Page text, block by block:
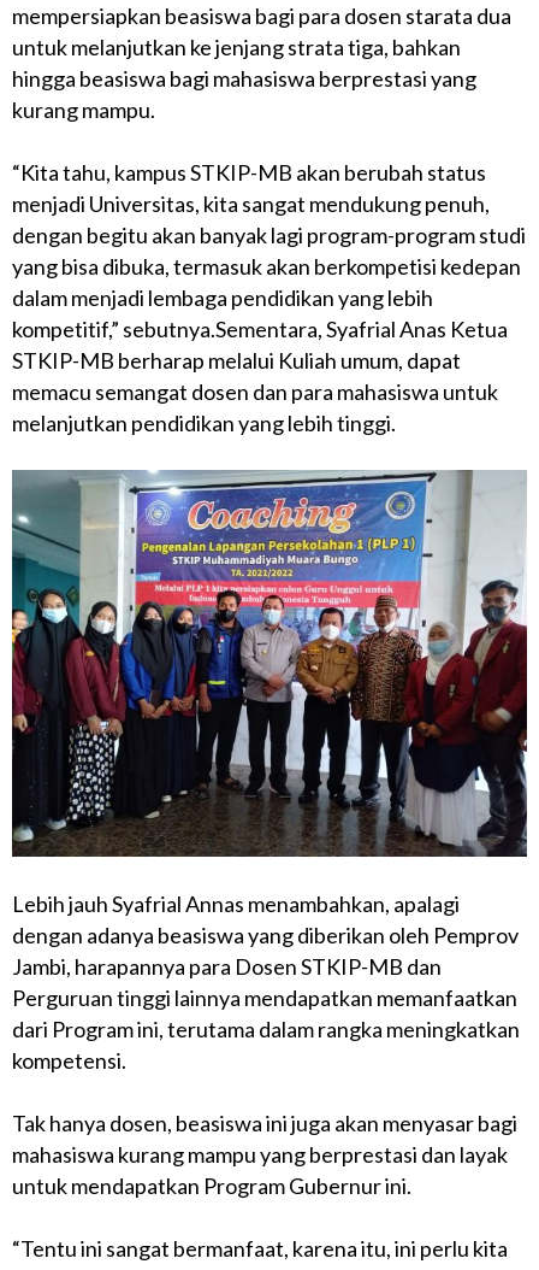
mempersiapkan beasiswa bagi para dosen starata dua
untuk melanjutkan ke jenjang strata tiga, bahkan
hingga beasiswa bagi mahasiswa berprestasi yang
kurang mampu.
“Kita tahu, kampus STKIP-MB akan berubah status
menjadi Universitas, kita sangat mendukung penuh,
dengan begitu akan banyak lagi program-program studi
yang bisa dibuka, termasuk akan berkompetisi kedepan
dalam menjadi lembaga pendidikan yang lebih
kompetitif,” sebutnya.Sementara, Syafrial Anas Ketua
STKIP-MB berharap melalui Kuliah umum, dapat
memacu semangat dosen dan para mahasiswa untuk
melanjutkan pendidikan yang lebih tinggi.
Lebih jauh Syafrial Annas menambahkan, apalagi
dengan adanya beasiswa yang diberikan oleh Pemprov
Jambi, harapannya para Dosen STKIP-MB dan
Perguruan tinggi lainnya mendapatkan memanfaatkan
dari Program ini, terutama dalam rangka meningkatkan
kompetensi.
Tak hanya dosen, beasiswa ini juga akan menyasar bagi
mahasiswa kurang mampu yang berprestasi dan layak
untuk mendapatkan Program Gubernur ini.
“Tentu ini sangat bermanfaat, karena itu, ini perlu kita